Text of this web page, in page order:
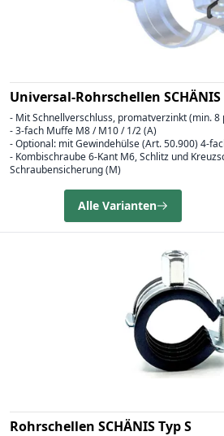
Universal-Rohrschellen SCHÄNIS
- Mit Schnellverschluss, promatverzinkt (min. 8
- 3-fach Muffe M8 / M10 / 1/2 (A)
- Optional: mit Gewindehülse (Art. 50.900) 4-
- Kombischraube 6-Kant M6, Schlitz und
Schraubensicherung (M)
Alle Varianten
Rohrschellen SCHÄNIS Typ S